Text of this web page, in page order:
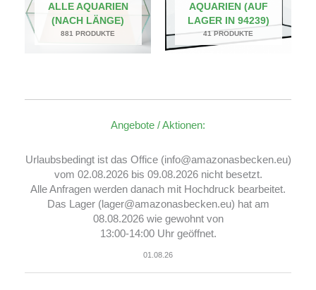
ALLE AQUARIEN
(NACH LÄNGE)
881 PRODUKTE
AQUARIEN (AUF
LAGER IN 94239)
41 PRODUKTE
Angebote / Aktionen:
Urlaubsbedingt ist das Office (info@amazonasbecken.eu)
vom 02.08.2026 bis 09.08.2026 nicht besetzt.
Alle Anfragen werden danach mit Hochdruck bearbeitet.
Das Lager (lager@amazonasbecken.eu) hat am
08.08.2026 wie gewohnt von
13:00-14:00 Uhr geöffnet.
01.08.26